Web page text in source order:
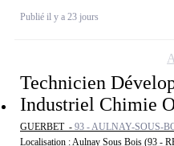
Publié il y a 23 jours
Technicien
Industriel Chimie
GUERBET - 93 - AULNAY-SOUS-
Localisation : Aulnay Sous Bois (93 -